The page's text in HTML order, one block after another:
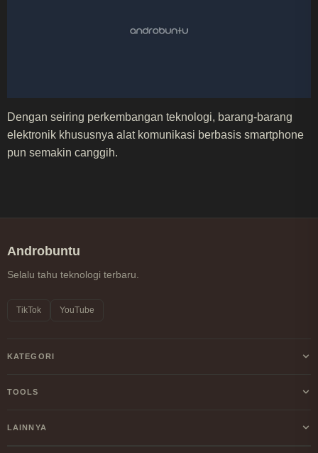
Dengan seiring perkembangan teknologi, barang-barang
elektronik khususnya alat komunikasi berbasis smartphone
pun semakin canggih.
Androbuntu
Selalu tahu teknologi terbaru.
TikTok YouTube
KATEGORI
Android
TOOLS
Kalkulator Profit/Loss Crypto
LAINNYA